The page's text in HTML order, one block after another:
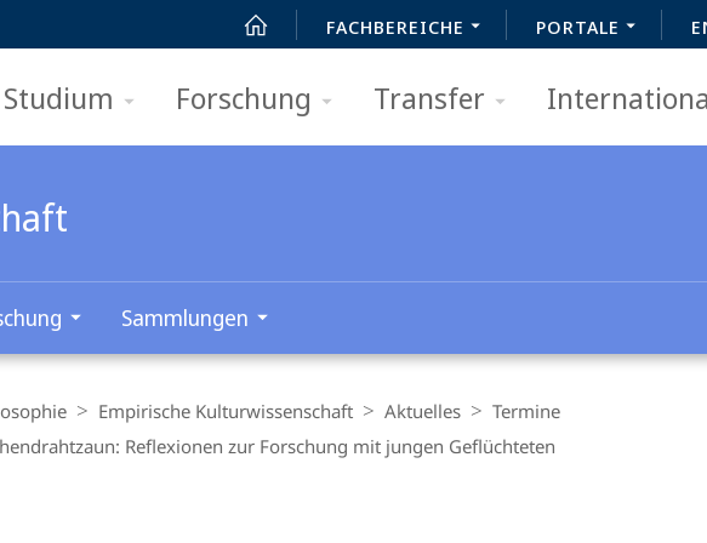
FACHBEREICHE PORTALE
Studium Forschung Transfer
Sammlungen
Empirische Kulturwissenschaft Aktuelles
Termine
Reflexionen zur Forschung mit jungen Geflüchteten